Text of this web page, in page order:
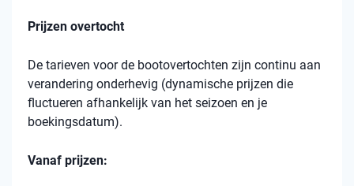
Prijzen overtocht
De tarieven voor de bootovertochten zijn continu aan
verandering onderhevig (dynamische prijzen die
fluctueren afhankelijk van het seizoen en je
boekingsdatum).
Vanaf prijzen: